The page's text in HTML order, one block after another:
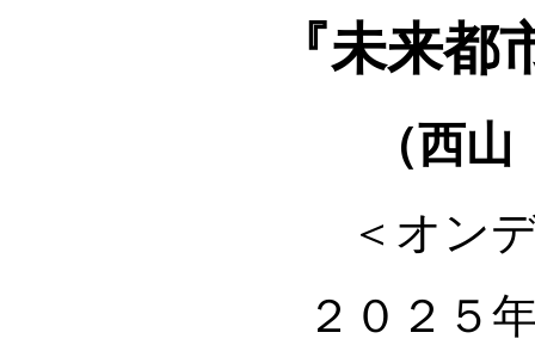
『未来
（西
＜オン
２０２５